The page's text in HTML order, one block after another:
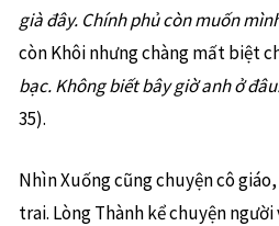
già đây. Chính phủ còn muốn
còn Khôi nhưng chàng mất biệt
bạc. Không biết bây giờ anh ở
35).
Nhìn Xuống cũng chuyện cô
trai. Lòng Thành kể chuyện